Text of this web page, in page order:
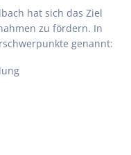
hat sich das Ziel
zu fördern. In
genannt: